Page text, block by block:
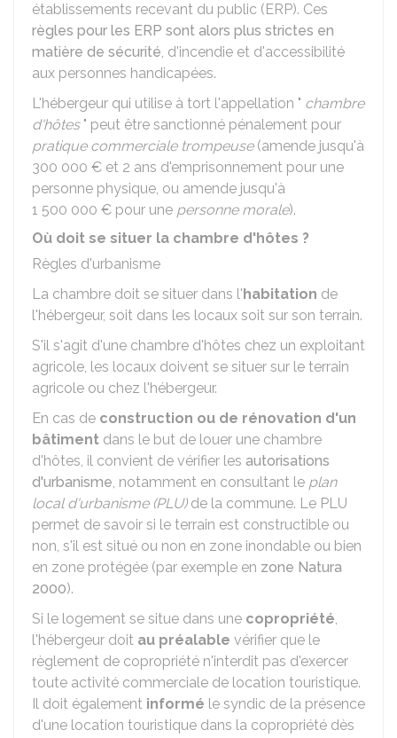
établissements recevant du public (ERP). Ces
règles pour les ERP sont alors plus strictes en
matière de sécurité, d'incendie et d'accessibilité
aux personnes handicapées.
L'hébergeur qui utilise à tort l'appellation " chambre
d'hôtes" peut être sanctionné pénalement pour
pratique commerciale trompeuse(amende jusqu'à
300 000 € et 2 ans d'emprisonnement pour une
personne physique, ou amende jusqu'à
1 500 000 € pour une personne morale).
Où doit se situer la chambre d'hôtes ?
Règles d'urbanisme
La chambre doit se situer dans l'habitation de
l'hébergeur, soit dans les locaux soit sur son terrain.
S'il s'agit d'une chambre d'hôtes chez un exploitant
agricole, les locaux doivent se situer sur le terrain
agricole ou chez l'hébergeur.
En cas de construction ou de rénovation d'un
bâtiment dans le but de louer une chambre
d'hôtes, il convient de vérifier les autorisations
d'urbanisme, notamment en consultant le plan
local d'urbanisme (PLU)de la commune. Le PLU
permet de savoir si le terrain est constructible ou
non, s'il est situé ou non en zone inondable ou bien
en zone protégée (par exemple en zone Natura
2000).
Si le logement se situe dans une copropriété,
l'hébergeur doit au préalable vérifier que le
règlement de copropriété n'interdit pas d'exercer
toute activité commerciale de location touristique.
Il doit également informé le syndic de la présence
d'une location touristique dans la copropriété dès